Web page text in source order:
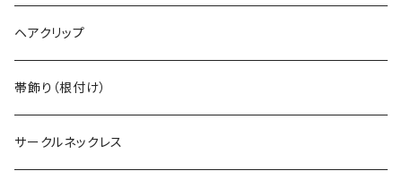
ヴィンテージリング
ヴィンテージイヤカフ
デカマルチョーカー
デカ丸アートピアス
デカマルチョーカー
シルバーネックレス
シルバーブレスレット
ヘアクリップ
帯飾り（根付け）
サークルネックレス